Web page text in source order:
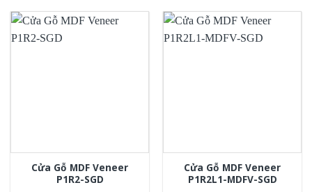
Cửa Gỗ MDF Veneer
P1R2-SGD
Cửa Gỗ MDF Veneer
P1R2L1-MDFV-SGD